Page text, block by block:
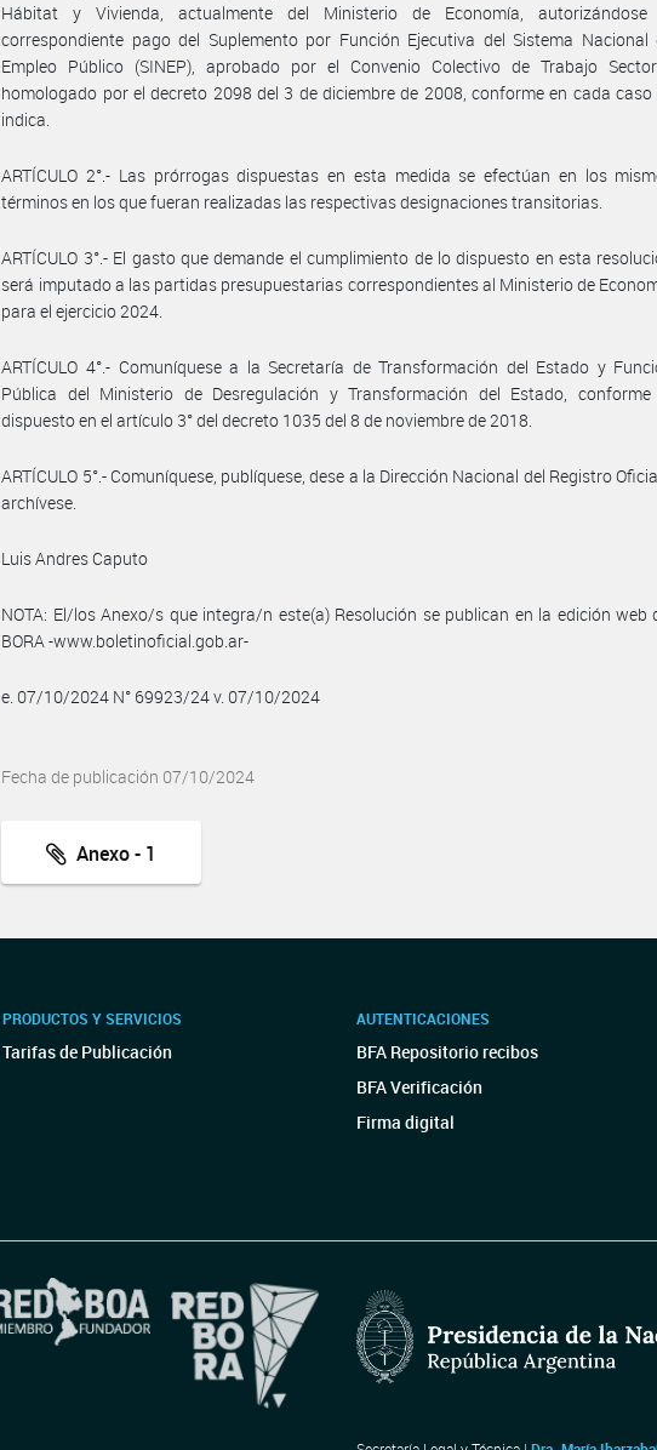
Hábitat y Vivienda, actualmente del Ministerio de Economía, autorizándose
correspondiente pago del Suplemento por Función Ejecutiva del Sistema Nacional
Empleo Público (SINEP), aprobado por el Convenio Colectivo de Trabajo
homologado por el decreto 2098 del 3 de diciembre de 2008, conforme en cada caso
indica.
ARTÍCULO 2°.- Las prórrogas dispuestas en esta medida se efectúan en los
términos en los que fueran realizadas las respectivas designaciones transitorias.
ARTÍCULO 3°.- El gasto que demande el cumplimiento de lo dispuesto en esta
será imputado a las partidas presupuestarias correspondientes al Ministerio de
para el ejercicio 2024.
ARTÍCULO 4°.- Comuníquese a la Secretaría de Transformación del Estado y
Pública del Ministerio de Desregulación y Transformación del Estado,
dispuesto en el artículo 3° del decreto 1035 del 8 de noviembre de 2018.
ARTÍCULO 5°.- Comuníquese, publíquese, dese a la Dirección Nacional del Registro
archívese.
Luis Andres Caputo
NOTA: El/los Anexo/s que integra/n este(a) Resolución se publican en la edición web
BORA -www.boletinoficial.gob.ar-
e. 07/10/2024 N° 69923/24 v. 07/10/2024
Fecha de publicación 07/10/2024
Anexo - 1
PRODUCTOS Y SERVICIOS
Tarifas de Publicación
AUTENTICACIONES
BFA Repositorio recibos
BFA Verificación
Firma digital